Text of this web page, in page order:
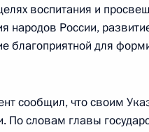
воспитания и
народов России,
благоприятной для
сообщил, что своим
По словам главы